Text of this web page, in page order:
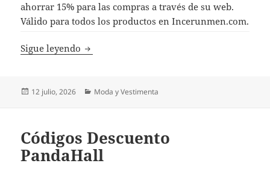
ahorrar 15% para las compras a través de su web.
Válido para todos los productos en Incerunmen.com.
Sigue leyendo Códigos Descuento Incerunmen
Publicado
12 julio, 2026 Categorías
Moda y Vestimenta
Códigos Descuento
PandaHall